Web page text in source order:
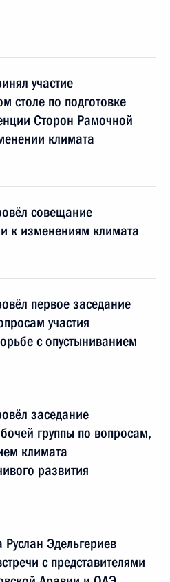
участие
столе по подготовке
Сторон Рамочной
климата
совещание
к изменениям климата
первое заседание
участия
с опустыниванием
заседание
группы по вопросам,
климата
развития
Эдельгериев
с представителями